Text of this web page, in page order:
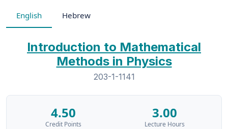
English Hebrew
Introduction to Mathematical
Methods in Physics
203-1-1141
4.50
Credit Points
3.00
Lecture Hours